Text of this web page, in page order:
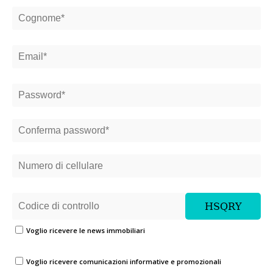
Voglio ricevere le news immobiliari
Voglio ricevere comunicazioni informative e promozionali